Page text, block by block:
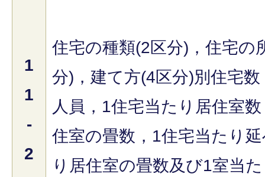
1
1
-
2
住宅の種類(2区分)，住宅の
分)，建て方(4区分)別住宅
人員，1住宅当たり居住室
住室の畳数，1住宅当たり
り居住室の畳数及び1室当